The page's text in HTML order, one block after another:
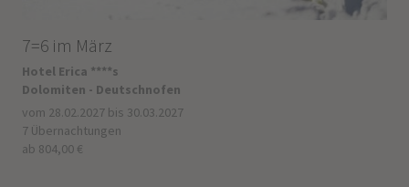
7=6 im März
Hotel Erica ****s
Dolomiten - Deutschnofen
vom 28.02.2027 bis 30.03.2027
7 Übernachtungen
ab 804,00 €